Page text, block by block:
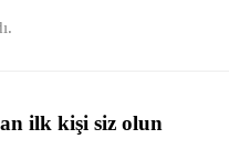
ilk kişi siz olun